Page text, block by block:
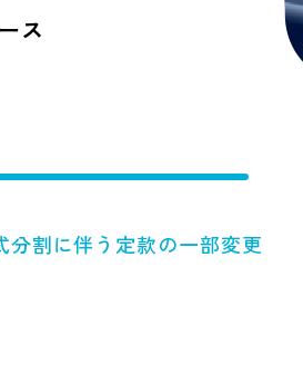
ス
分割に伴う定款の一部変更